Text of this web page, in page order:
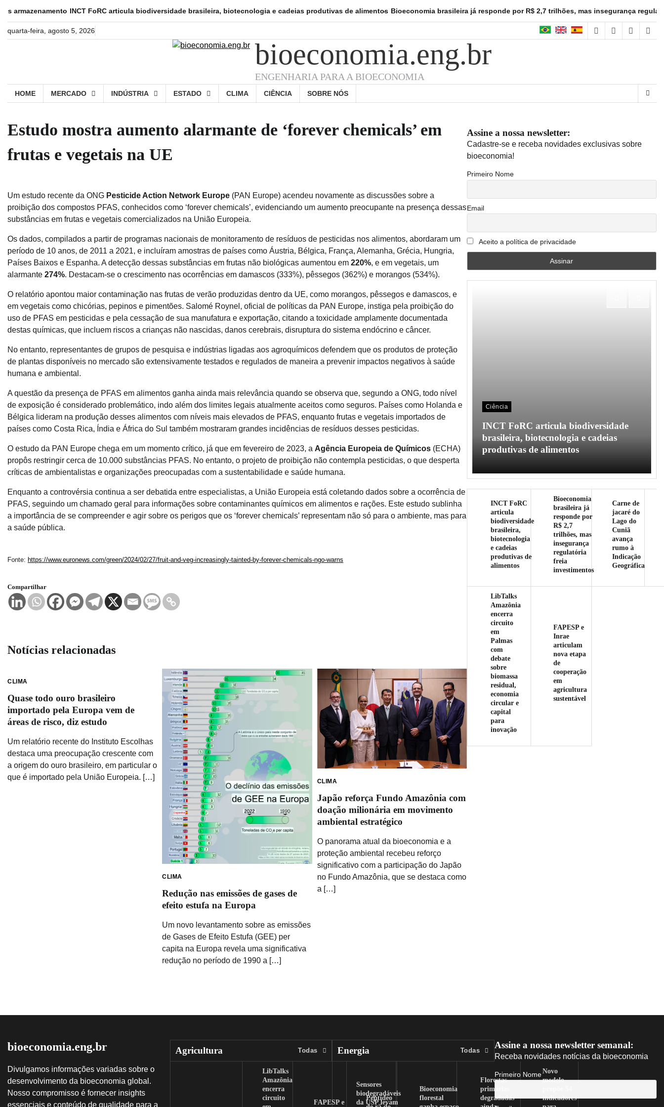
content
INCT FoRC articula biodiversidade brasileira, biotecnologia e cadeias produtivas de alimentos Bioeconomia brasileira já responde por R$ 2,7 trilhões, mas insegurança regulatória freia
quarta-feira, agosto 5, 2026
facebookinstagram
linkedin
bioeconomia.eng.br
ENGENHARIA PARA A BIOECONOMIA
HOME MERCADO INDÚSTRIA ESTADO CLIMA CIÊNCIA SOBRE NÓS
Estudo mostra aumento alarmante de ‘forever chemicals’ em
frutas e vegetais na UE
Um estudo recente da ONG Pesticide Action Network Europe (PAN Europe) acendeu novamente as discussões sobre a
proibição dos compostos PFAS, conhecidos como ‘forever chemicals’, evidenciando um aumento preocupante na presença dessas
substâncias em frutas e vegetais comercializados na União Europeia.
Os dados, compilados a partir de programas nacionais de monitoramento de resíduos de pesticidas nos alimentos, abordaram um
período de 10 anos, de 2011 a 2021, e incluíram amostras de países como Áustria, Bélgica, França, Alemanha, Grécia, Hungria,
Países Baixos e Espanha. A detecção dessas substâncias em frutas não biológicas aumentou em 220%, e em vegetais, um
alarmante 274%. Destacam-se o crescimento nas ocorrências em damascos (333%), pêssegos (362%) e morangos (534%).
O relatório apontou maior contaminação nas frutas de verão produzidas dentro da UE, como morangos, pêssegos e damascos, e
em vegetais como chicórias, pepinos e pimentões. Salomé Roynel, oficial de políticas da PAN Europe, instiga pela proibição do
uso de PFAS em pesticidas e pela cessação de sua manufatura e exportação, citando a toxicidade amplamente documentada
destas químicas, que incluem riscos a crianças não nascidas, danos cerebrais, disruptura do sistema endócrino e câncer.
No entanto, representantes de grupos de pesquisa e indústrias ligadas aos agroquímicos defendem que os produtos de proteção
de plantas disponíveis no mercado são extensivamente testados e regulados de maneira a prevenir impactos negativos à saúde
humana e ambiental.
A questão da presença de PFAS em alimentos ganha ainda mais relevância quando se observa que, segundo a ONG, todo nível
de exposição é considerado problemático, indo além dos limites legais atualmente aceitos como seguros. Países como Holanda e
Bélgica lideram na produção desses alimentos com níveis mais elevados de PFAS, enquanto frutas e vegetais importados de
países como Costa Rica, Índia e África do Sul também mostraram grandes incidências de resíduos desses pesticidas.
O estudo da PAN Europe chega em um momento crítico, já que em fevereiro de 2023, a Agência Europeia de Químicos (ECHA)
propôs restringir cerca de 10.000 substâncias PFAS. No entanto, o projeto de proibição não contempla pesticidas, o que desperta
críticas de ambientalistas e organizações preocupadas com a sustentabilidade e saúde humana.
Enquanto a controvérsia continua a ser debatida entre especialistas, a União Europeia está coletando dados sobre a ocorrência de
PFAS, seguindo um chamado geral para informações sobre contaminantes químicos em alimentos e rações. Este estudo sublinha
a importância de se compreender e agir sobre os perigos que os ‘forever chemicals’ representam não só para o ambiente, mas para
a saúde pública.
Fonte: https://www.euronews.com/green/2024/02/27/fruit-and-veg-increasingly-tainted-by-forever-chemicals-ngo-warns
Compartilhar
Notícias relacionadas
CLIMA
Quase todo ouro brasileiro
importado pela Europa vem de
áreas de risco, diz estudo
Um relatório recente do Instituto Escolhas
destaca uma preocupação crescente com
a origem do ouro brasileiro, em particular o
que é importado pela União Europeia. […]
CLIMA
Redução nas emissões de gases de
efeito estufa na Europa
Um novo levantamento sobre as emissões
de Gases de Efeito Estufa (GEE) per
capita na Europa revela uma significativa
redução no período de 1990 a […]
CLIMA
Japão reforça Fundo Amazônia com
doação milionária em movimento
ambiental estratégico
O panorama atual da bioeconomia e a
proteção ambiental recebeu reforço
significativo com a participação do Japão
no Fundo Amazônia, que se destaca como
a […]
Assine a nossa newsletter:
Cadastre-se e receba novidades exclusivas sobre
bioeconomia!
Primeiro Nome
Email
Aceito a política de privacidade
Eventos E Conferências
LibTalks Amazônia encerra circuito em
Palmas com debate sobre biomassa
para inovação
Ciência
INCT FoRC articula biodiversidade
brasileira, biotecnologia e cadeias
produtivas de alimentos
INCT FoRC
articula
biodiversidade
brasileira,
biotecnologia
e cadeias
produtivas de
alimentos
Bioeconomia
brasileira já
responde por
R$ 2,7
trilhões, mas
insegurança
regulatória
freia
investimentos
Carne de
jacaré do
Lago do
Cuniã
avança
rumo à
Indicação
Geográfica
LibTalks
Amazônia
encerra
circuito
em
Palmas
com
debate
sobre
biomassa
residual,
economia
circular e
capital
para
inovação
FAPESP e
Inrae
articulam
nova etapa
de
cooperação
em
agricultura
sustentável
bioeconomia.eng.br
Divulgamos informações variadas sobre o
desenvolvimento da bioeconomia global.
Nosso compromisso é fornecer insights
essenciais e conteúdo de qualidade para a
Agricultura Todas
LibTalks
Amazônia
encerra
circuito
FAPESP e
Peptídeo
Energia Todas
Sensores
biodegradáveis
da USP levam
Bioeconomia
florestal
Florestas
primárias
degradadas
Novo
modelo
indicadores
Assine a nossa newsletter semanal:
Receba novidades notícias da bioeconomia
Primeiro Nome